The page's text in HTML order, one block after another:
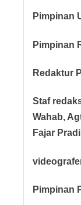
Pimpinan
Pimpinan
Redaktur
Staf
Wahab,
Fajar
Pimpinan